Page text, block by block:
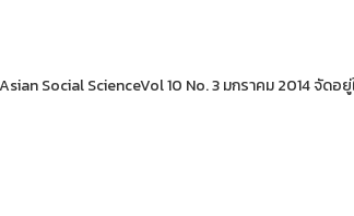
Asian Social ScienceVol 10 No. 3 มกราคม 2014 จัดอยู่